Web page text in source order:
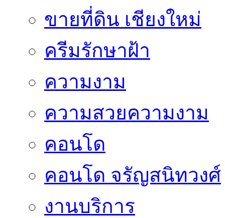
ขายที่ดิน เชียงใหม่
ครีมรักษาฝ้า
ความงาม
ความสวยความงาม
คอนโด
คอนโด จรัญสนิทวงศ์
งานบริการ